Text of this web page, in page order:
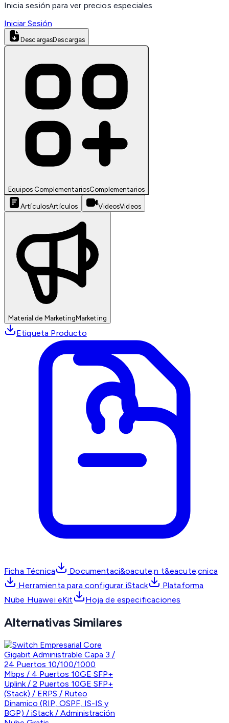
Inicia sesión para ver precios especiales
Iniciar Sesión
DescargasDescargas
Equipos ComplementariosComplementarios
ArtículosArtículos VideosVideos
Material de MarketingMarketing
Etiqueta Producto
Ficha Técnica
Documentaci&oacute;n t&eacute;cnica
Herramienta para configurar iStack
Plataforma
Nube Huawei eKit
Hoja de especificaciones
Alternativas Similares